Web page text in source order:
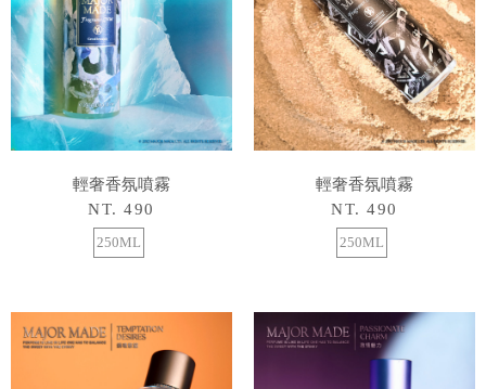
輕奢香氛噴霧
NT. 490
250ML
輕奢香氛噴霧
NT. 490
250ML